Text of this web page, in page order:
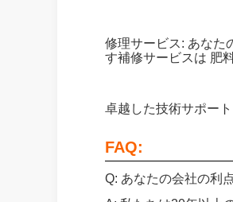
修理サービス: あなた
す補修サービスは 肥
卓越した技術サポー
FAQ:
Q: あなたの会社の利